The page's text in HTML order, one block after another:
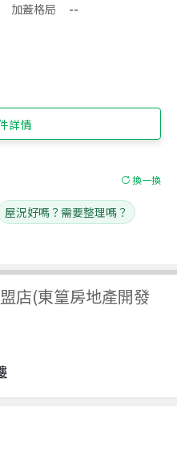
加蓋格局
--
詳情
店(東篁房地產開發
換一換
屋況好嗎？需要整理嗎？